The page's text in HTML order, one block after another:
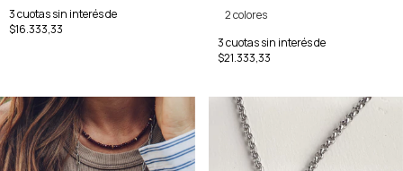
3cuotas sin interés de
$16.333,33
2 colores
3cuotas sin interés de
$21.333,33